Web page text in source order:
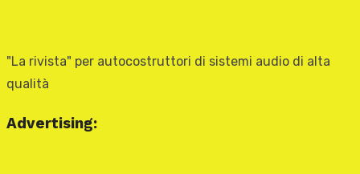
"La rivista" per autocostruttori di sistemi audio di alta
qualità
Advertising: